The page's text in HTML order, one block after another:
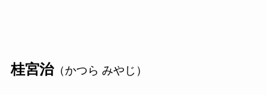
桂宮治（かつら みやじ）